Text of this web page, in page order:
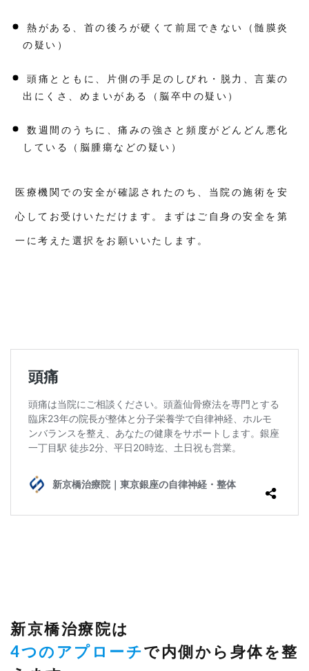
熱がある、首の後ろが硬くて前屈できない（髄膜炎
の疑い）
頭痛とともに、片側の手足のしびれ・脱力、言葉の
出にくさ、めまいがある（脳卒中の疑い）
数週間のうちに、痛みの強さと頻度がどんどん悪化
している（脳腫瘍などの疑い）
医療機関での安全が確認されたのち、当院の施術を安
心してお受けいただけます。まずはご自身の安全を第
一に考えた選択をお願いいたします。
新京橋治療院は
4つのアプローチで内側から身体を整